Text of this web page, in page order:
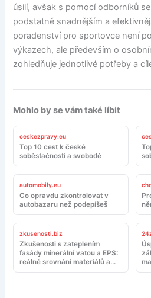
úsilí, avšak s pomocí odborníků
podstatně snadnějším a
poradenství pro sportovce není
výkazech, ale především o
zohledňuje jednotlivé potřeby a
Mohlo by se vám také líbit
ceskezpravy.eu
Top 10 cest k české
soběstačnosti a svobodě
automobily.eu
Co opravdu zkontrolovat v
autobazaru než podepíšeš
zkusenosti.biz
Zkušenosti s zateplením
fasády minerální vatou a EPS:
reálné srovnání materiálů a
montáže